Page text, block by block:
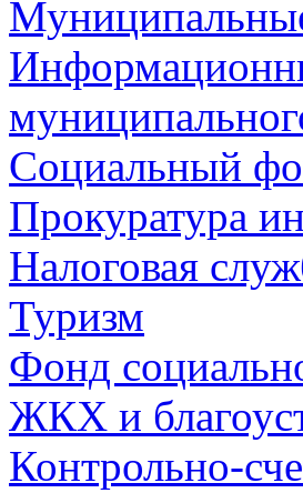
Социальный
Прокуратура
Налоговая
Туризм
Фонд
ЖКХ и
Контрольно-